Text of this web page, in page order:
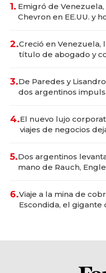
1. Emigró de
Chevron en EE.UU. y
2.Creció en Venezuela,
título de abogado y
3.De Paredes y
dos argentinos
4.El nuevo lujo
viajes de negocios
5.Dos argentinos
mano de Rauch,
6.Viaje a la mina de
Escondida, el gigante